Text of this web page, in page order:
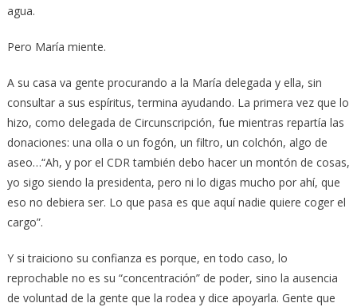
agua.
Pero María miente.
A su casa va gente procurando a la María delegada y ella, sin
consultar a sus espíritus, termina ayudando. La primera vez que lo
hizo, como delegada de Circunscripción, fue mientras repartía las
donaciones: una olla o un fogón, un filtro, un colchón, algo de
aseo…“Ah, y por el CDR también debo hacer un montón de cosas,
yo sigo siendo la presidenta, pero ni lo digas mucho por ahí, que
eso no debiera ser. Lo que pasa es que aquí nadie quiere coger el
cargo”.
Y si traiciono su confianza es porque, en todo caso, lo
reprochable no es su “concentración” de poder, sino la ausencia
de voluntad de la gente que la rodea y dice apoyarla. Gente que